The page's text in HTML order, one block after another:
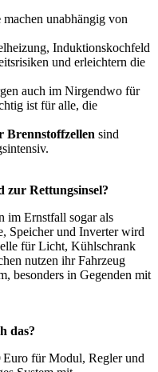
machen unabhängig von
Induktionskochfeld
und erleichtern die
auch im Nirgendwo für
ist für alle, die
Brennstoffzellen sind
zur Rettungsinsel?
im Ernstfall sogar als
Speicher und Inverter wird
für Licht, Kühlschrank
nutzen ihr Fahrzeug
besonders in Gegenden mit
das?
Euro für Modul, Regler und